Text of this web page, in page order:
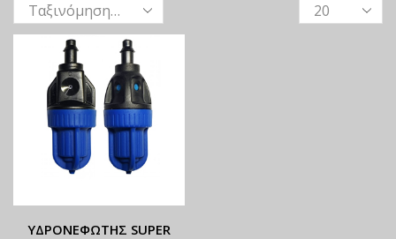
ΥΔΡΟΝΕΦΩΤΗΣ SUPER